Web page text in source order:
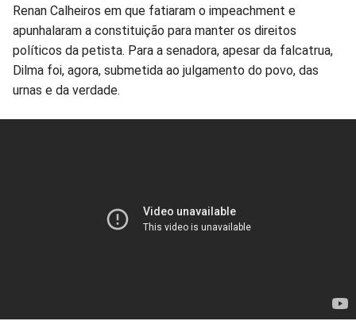
Renan Calheiros em que fatiaram o impeachment e
apunhalaram a constituição para manter os direitos
políticos da petista. Para a senadora, apesar da falcatrua,
Dilma foi, agora, submetida ao julgamento do povo, das
urnas e da verdade.